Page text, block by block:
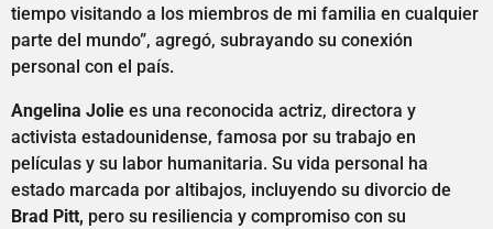
tiempo visitando a los miembros de mi familia en cualquier
parte del mundo”, agregó, subrayando su conexión
personal con el país.
Angelina Jolie es una reconocida actriz, directora y
activista estadounidense, famosa por su trabajo en
películas y su labor humanitaria. Su vida personal ha
estado marcada por altibajos, incluyendo su divorcio de
Brad Pitt, pero su resiliencia y compromiso con su